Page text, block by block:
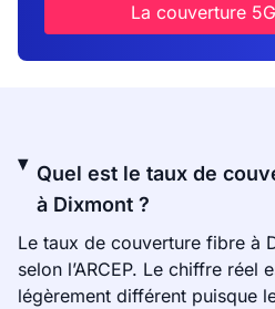
La couverture
Quel est le taux de
à Dixmont ?
Le taux de couverture fibre à
selon l’ARCEP. Le chiffre réel
légèrement différent puisque